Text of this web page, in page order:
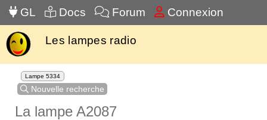
GL Docs Forum Connexion
Les lampes radio
Lampe 5334
Nouvelle recherche
La lampe A2087